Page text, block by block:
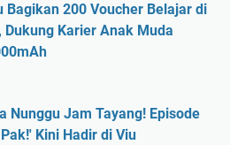
Bagikan 200 Voucher Belajar di
Dukung Karier Anak Muda
Nunggu Jam Tayang! Episode
Kini Hadir di Viu